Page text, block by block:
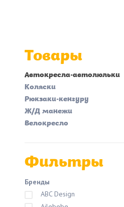
Товары
Автокресла-автолюльки
Коляски
Рюкзаки-кенгуру
Ж/Д манежи
Велокресло
Фильтры
Бренды
ABC Design